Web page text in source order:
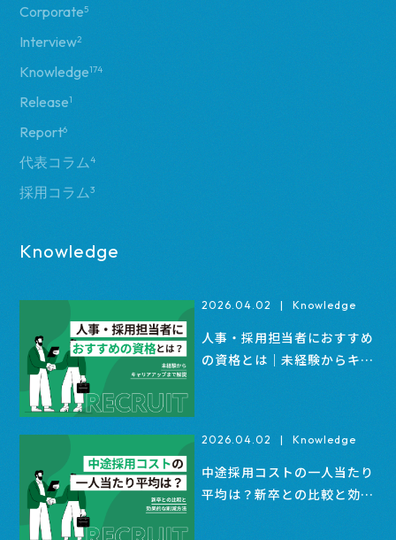
Corporate5
Interview2
Knowledge174
Release1
Report6
代表コラム4
採用コラム3
Knowledge
2026.04.02 | Knowledge
人事・採用担当者におすすめ
の資格とは｜未経験からキャ
2026.04.02 | Knowledge
中途採用コストの一人当たり
平均は？新卒との比較と効果